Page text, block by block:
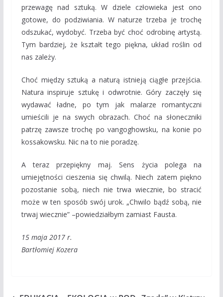
przewagę nad sztuką. W dziele człowieka jest ono
gotowe, do podziwiania. W naturze trzeba je trochę
odszukać, wydobyć. Trzeba być choć odrobinę artystą.
Tym bardziej, że kształt tego piękna, układ roślin od
nas zależy.
Choć między sztuką a naturą istnieją ciągłe przejścia.
Natura inspiruje sztukę i odwrotnie. Góry zaczęły się
wydawać ładne, po tym jak malarze romantyczni
umieścili je na swych obrazach. Choć na słoneczniki
patrzę zawsze trochę po vangoghowsku, na konie po
kossakowsku. Nic na to nie poradzę.
A teraz przepiękny maj. Sens życia polega na
umiejętności cieszenia się chwilą. Niech zatem piękno
pozostanie sobą, niech nie trwa wiecznie, bo stracić
może w ten sposób swój urok. „Chwilo bądź sobą, nie
trwaj wiecznie” –powiedziałbym zamiast Fausta.
15 maja 2017 r.
Bartłomiej Kozera